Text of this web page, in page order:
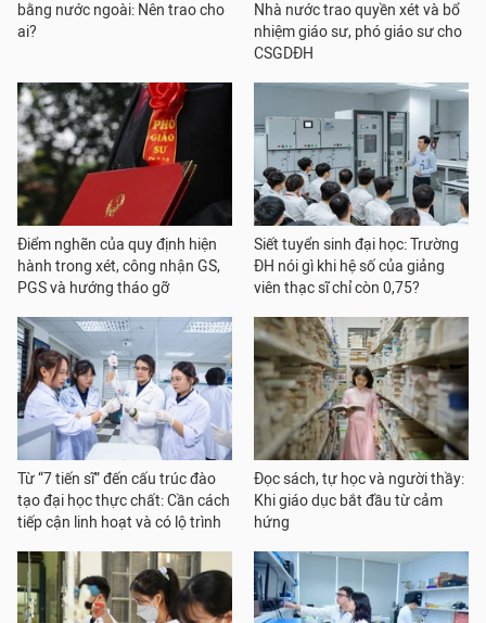
bằng nước ngoài: Nên trao cho
ai?
Nhà nước trao quyền xét và bổ
nhiệm giáo sư, phó giáo sư cho
CSGDĐH
Điểm nghẽn của quy định hiện
hành trong xét, công nhận GS,
PGS và hướng tháo gỡ
Siết tuyển sinh đại học: Trường
ĐH nói gì khi hệ số của giảng
viên thạc sĩ chỉ còn 0,75?
Từ “7 tiến sĩ” đến cấu trúc đào
tạo đại học thực chất: Cần cách
tiếp cận linh hoạt và có lộ trình
Đọc sách, tự học và người thầy:
Khi giáo dục bắt đầu từ cảm
hứng